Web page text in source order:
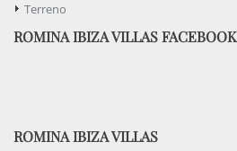
Terreno
ROMINA IBIZA VILLAS FACEBOOK
ROMINA IBIZA VILLAS